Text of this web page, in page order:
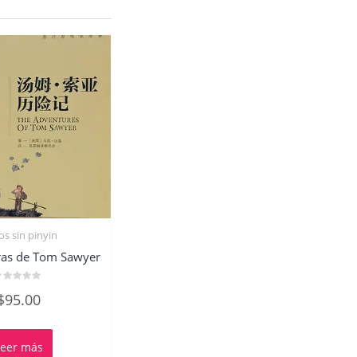
sin pinyin
de Tom Sawyer
95.00
más